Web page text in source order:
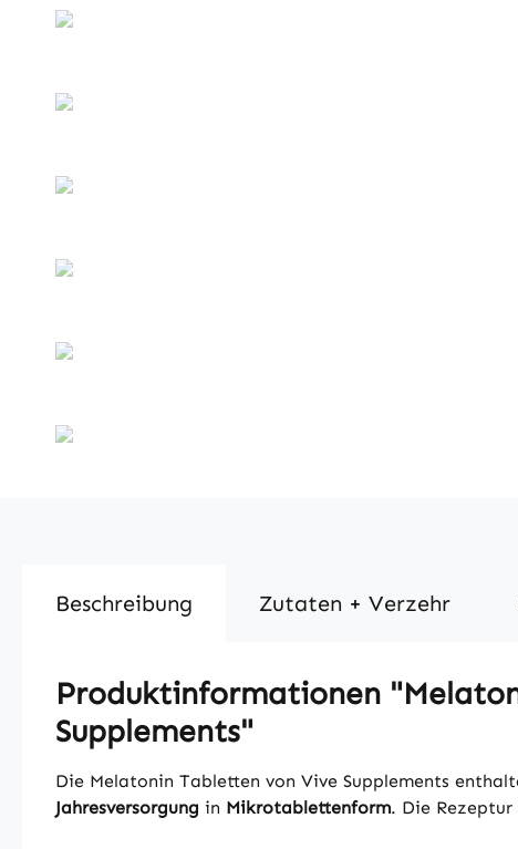
Beschreibung Zutaten + Verzehr
Produktinformationen
Supplements"
Die Melatonin Tabletten von Vive Supplements
Jahresversorgung in Mikrotablettenform. Die